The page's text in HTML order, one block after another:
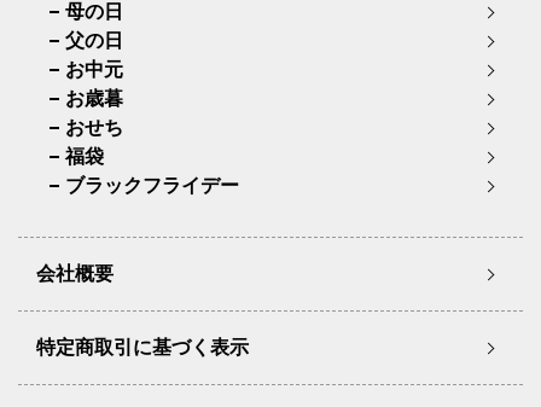
母の日
父の日
お中元
お歳暮
おせち
福袋
ブラックフライデー
会社概要
特定商取引に基づく表示